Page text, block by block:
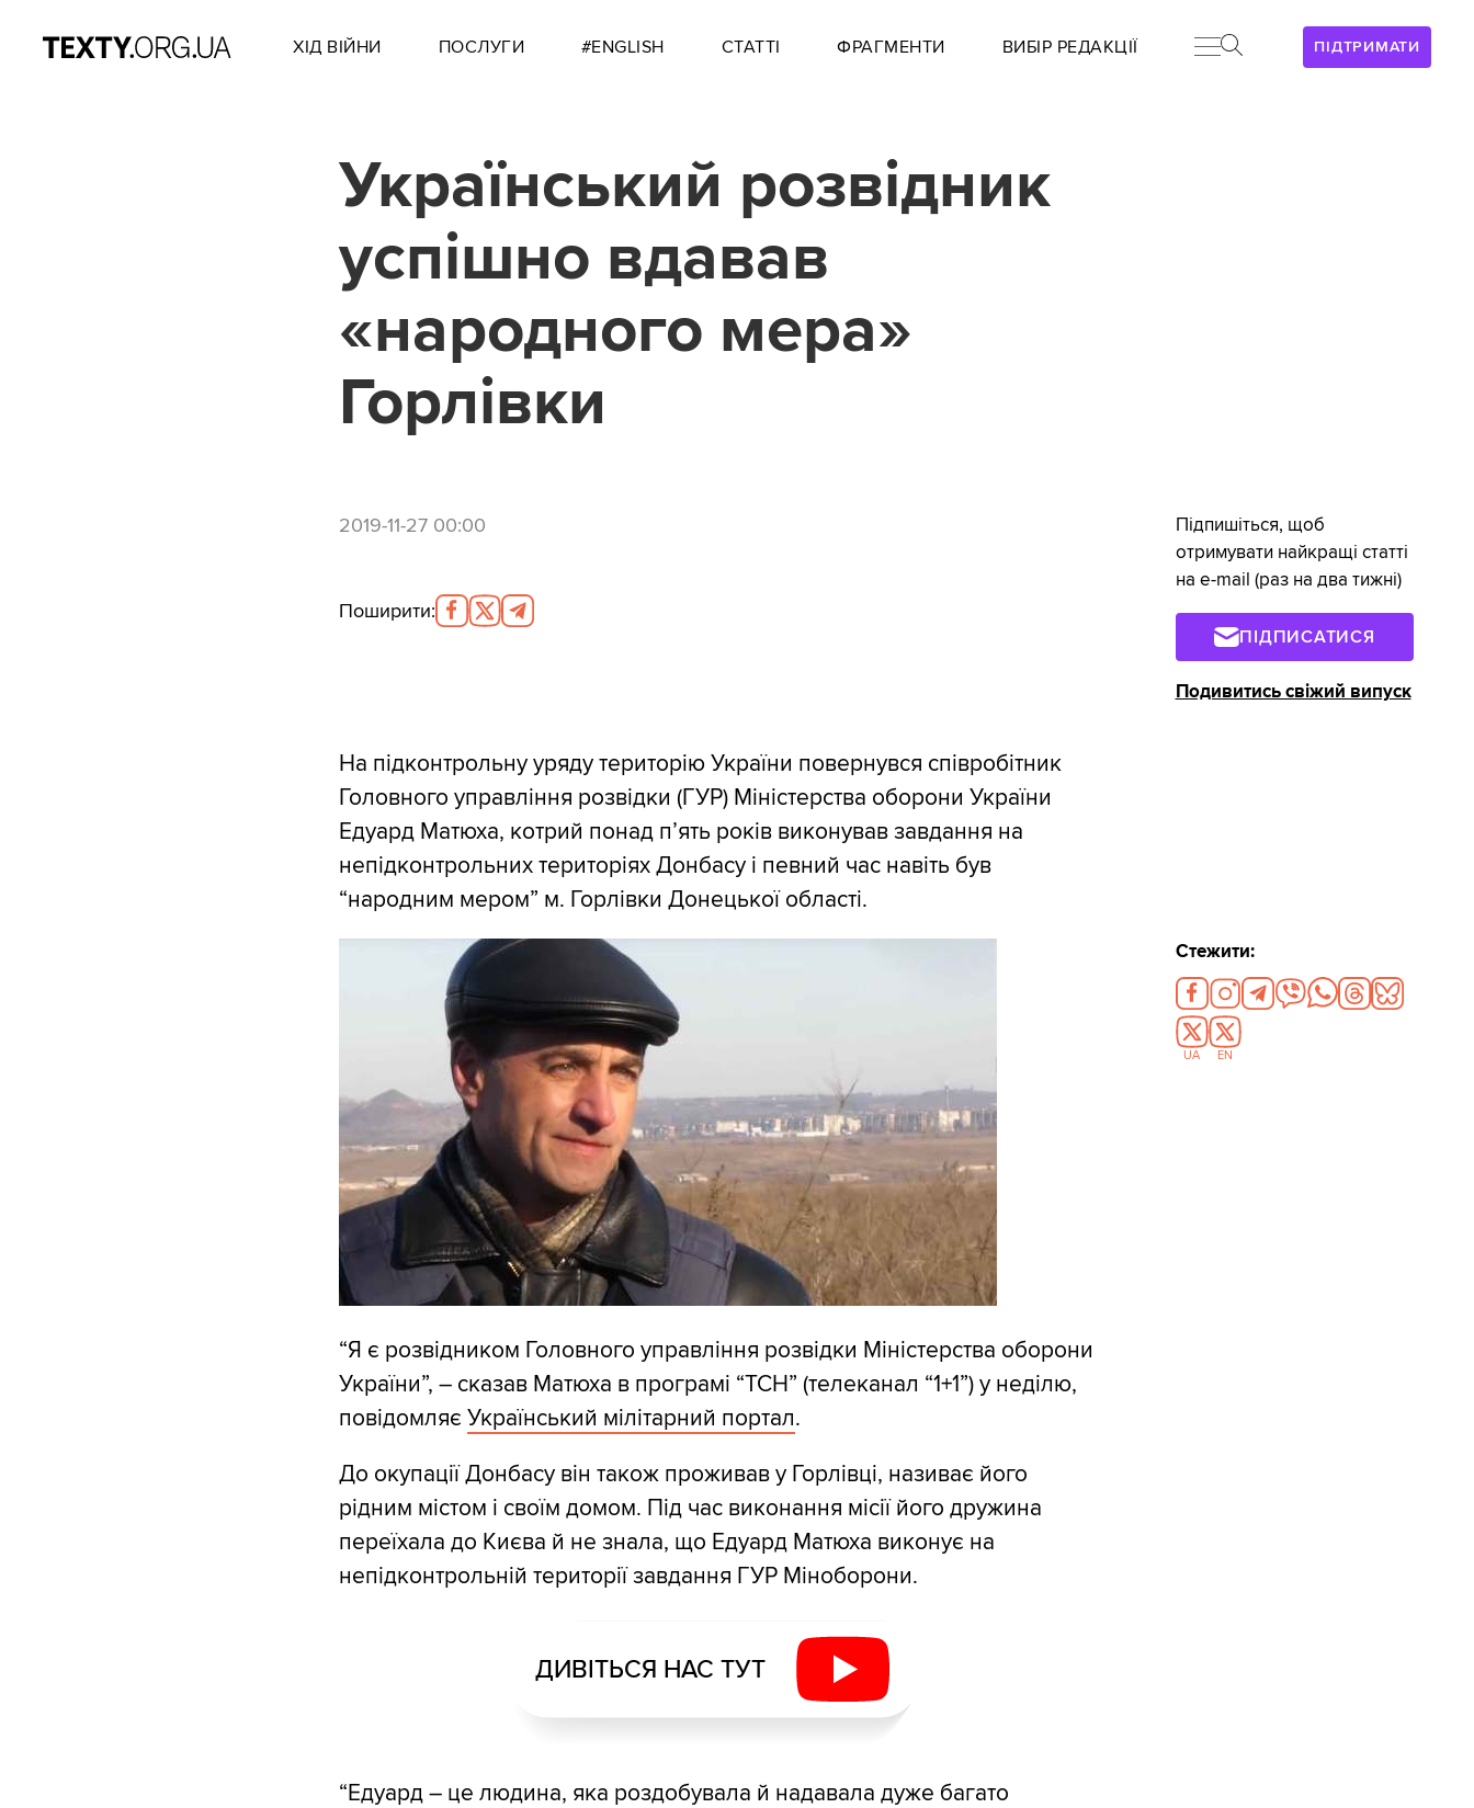
ПІДТРИМАТИ
ХІД ВІЙНИ ПОСЛУГИ #ENGLISH СТАТТІ ФРАГМЕНТИ ВИБІР РЕДАКЦІЇ
Український розвідник
успішно вдавав
«народного мера»
Горлівки
2019-11-27 00:00
Поширити:
На підконтрольну уряду територію України повернувся співробітник
Головного управління розвідки (ГУР) Міністерства оборони України
Едуард Матюха, котрий понад п’ять років виконував завдання на
непідконтрольних територіях Донбасу і певний час навіть був
“народним мером” м. Горлівки Донецької області.
“Я є розвідником Головного управління розвідки Міністерства оборони
України”, – сказав Матюха в програмі “ТСН” (телеканал “1+1”) у неділю,
повідомляє Український мілітарний портал.
До окупації Донбасу він також проживав у Горлівці, називає його
рідним містом і своїм домом. Під час виконання місії його дружина
переїхала до Києва й не знала, що Едуард Матюха виконує на
непідконтрольній території завдання ГУР Міноборони.
ДИВІТЬСЯ НАС ТУТ
“Едуард – це людина, яка роздобувала й надавала дуже багато
Підпишіться, щоб
отримувати найкращі статті
на e-mail (раз на два тижні)
ПІДПИСАТИСЯ
Подивитись свіжий випуск
Стежити:
UA EN